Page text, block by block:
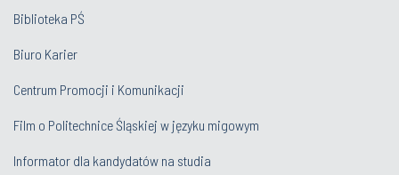
Biblioteka PŚ
Biuro Karier
Centrum Promocji i Komunikacji
Film o Politechnice Śląskiej w języku migowym
Informator dla kandydatów na studia